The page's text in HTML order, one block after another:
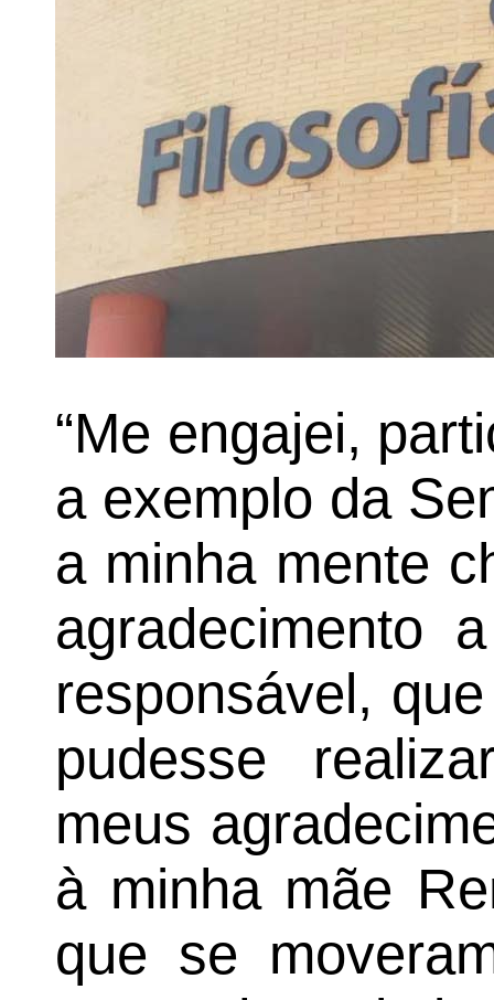
“Me engajei,
a exemplo da
a minha mente
agradecimento
responsável,
pudesse
meus
à minha mãe
que se